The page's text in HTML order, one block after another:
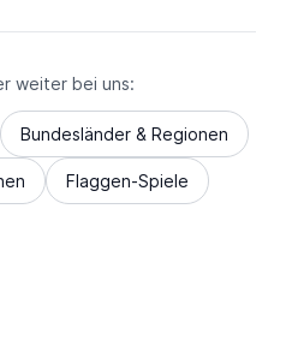
weiter bei uns:
Bundesländer & Regionen
Flaggen-Spiele